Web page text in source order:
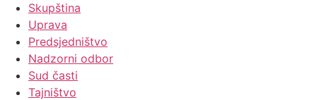
Skupština
Uprava
Predsjedništvo
Nadzorni odbor
Sud časti
Tajništvo